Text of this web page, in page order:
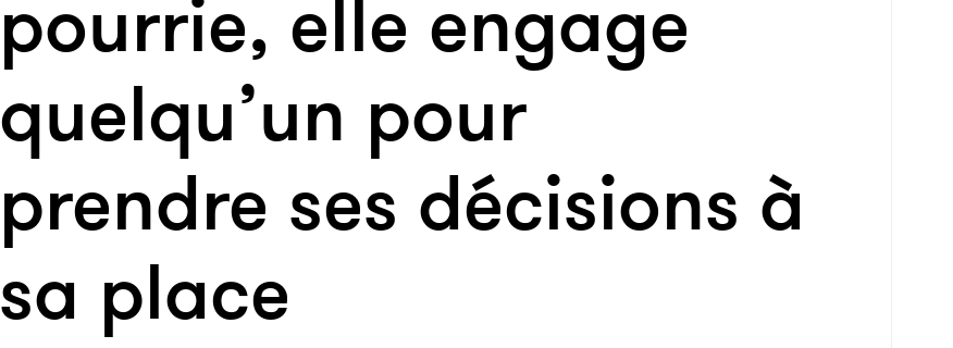
pourrie, elle engage
quelqu’un pour
prendre ses décisions à
sa place